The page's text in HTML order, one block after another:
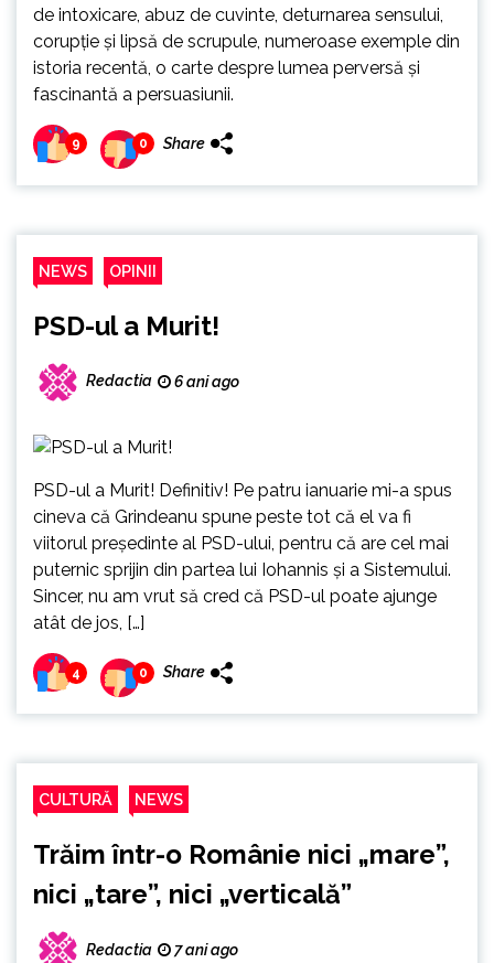
de intoxicare, abuz de cuvinte, deturnarea sensului,
corupție și lipsă de scrupule, numeroase exemple din
istoria recentă, o carte despre lumea perversă și
fascinantă a persuasiunii.
9 0 Share
NEWS OPINII
PSD-ul a Murit!
Redactia 6 ani ago
PSD-ul a Murit! Definitiv! Pe patru ianuarie mi-a spus
cineva că Grindeanu spune peste tot că el va fi
viitorul președinte al PSD-ului, pentru că are cel mai
puternic sprijin din partea lui Iohannis și a Sistemului.
Sincer, nu am vrut să cred că PSD-ul poate ajunge
atât de jos, […]
4 0 Share
CULTURĂ NEWS
Trăim într-o Românie nici „mare”,
nici „tare”, nici „verticală”
Redactia 7 ani ago